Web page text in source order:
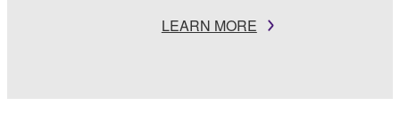
LEARN MORE